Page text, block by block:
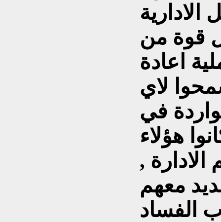
قوة من
اعادة
لاي
في
هؤلاء
,
معهم
الفساد